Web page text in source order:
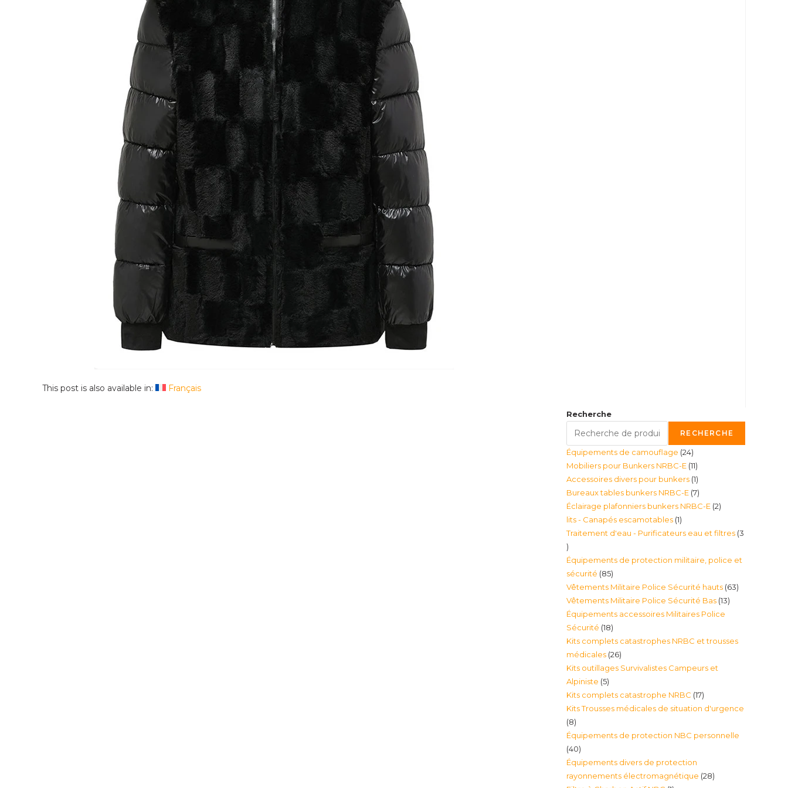
This post is also available in: Français
Recherche
RECHERCHE
Équipements de camouflage 2424
produits
Mobiliers pour Bunkers NRBC-E 1111
produits
Accessoires divers pour bunkers 11
produit
Bureaux tables bunkers NRBC-E 77
produits
Éclairage plafonniers bunkers NRBC-E 22
lits - Canapés escamotables 11
produit
Traitement d'eau - Purificateurs eau et filtres 3
3
produits
Équipements de protection militaire, police et
sécurité 8585
produits
Vêtements Militaire Police Sécurité hauts 6363
Vêtements Militaire Police Sécurité Bas 1313
Équipements accessoires Militaires Police
Sécurité 1818
produits
Kits complets catastrophes NRBC et trousses
médicales 2626
produits
Kits outillages Survivalistes Campeurs et
Alpiniste 55
produits
Kits complets catastrophe NRBC 1717
produits
Kits Trousses médicales de situation d'urgence
88
produits
Équipements de protection NBC personnelle
4040
produits
Équipements divers de protection
rayonnements électromagnétique 2828